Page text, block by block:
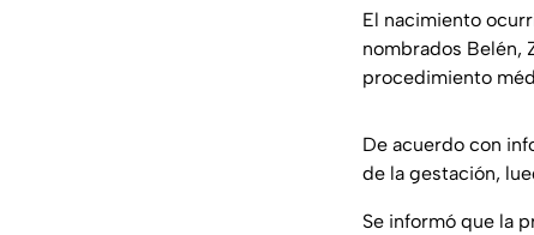
El nacimiento
nombrados Belén,
procedimiento
De acuerdo con
de la gestación,
Se informó que la